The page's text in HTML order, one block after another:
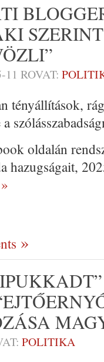
11 ROVAT:
tényállítások,
a
oldalán
hazugságait,
POLITIKA